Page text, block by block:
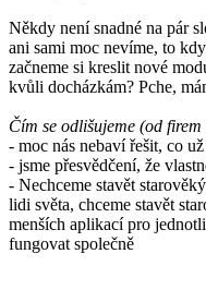
Někdy není snadné na pár
ani sami moc nevíme, to
začneme si kreslit nové
kvůli docházkám? Pche,
Čím se odlišujeme (od
- moc nás nebaví řešit, co
- jsme přesvědčení, že
- Nechceme stavět
lidi světa, chceme stavět
menších aplikací pro
fungovat společně